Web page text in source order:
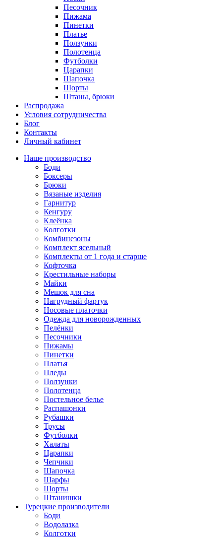
Песочник
Пижама
Пинетки
Платье
Ползунки
Полотенца
Футболки
Царапки
Шапочка
Шорты
Штаны, брюки
Распродажа
Условия сотрудничества
Блог
Контакты
Личный кабинет
Наше производство
Боди
Боксеры
Брюки
Вязаные изделия
Гарнитур
Кенгуру
Клеёнка
Колготки
Комбинезоны
Комплект ясельный
Комплекты от 1 года и старше
Кофточка
Крестильные наборы
Майки
Мешок для сна
Нагрудный фартук
Носовые платочки
Одежда для новорожденных
Пелёнки
Песочники
Пижамы
Пинетки
Платья
Пледы
Ползунки
Полотенца
Постельное белье
Распашонки
Рубашки
Трусы
Футболки
Халаты
Царапки
Чепчики
Шапочка
Шарфы
Шорты
Штанишки
Турецкие производители
Боди
Водолазка
Колготки